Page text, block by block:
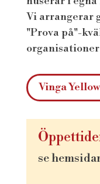
Vi arrangerar
"Prova på"-
organisationer
Vinga
se